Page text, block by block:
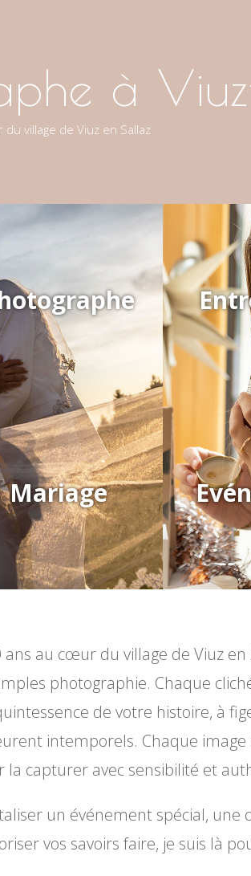
à
village de Viuz en Sallaz
Mariage
au cœur du village de Viuz
photographie. Chaque
de votre histoire, à
intemporels. Chaque
la capturer avec sensibilité et
un événement spécial,
vos savoirs faire, je suis là